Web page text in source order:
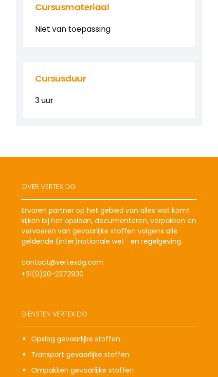
Cursusmateriaal
Niet van toepassing
Cursusduur
3 uur
OVER VERTEX DG
Ervaren partner op het gebied van alles wat komt
kijken bij het opslaan, documenteren, verpakken en
vervoeren van gevaarlijke stoffen volgens alle
geldende (inter)nationale wet- en regelgeving.
contact@vertexdg.com
+31(0)20-2272930
DIENSTEN VERTEX DG
Opslag gevaarlijke stoffen
Transport gevaarlijke stoffen
Ompakken gevaarlijke stoffen